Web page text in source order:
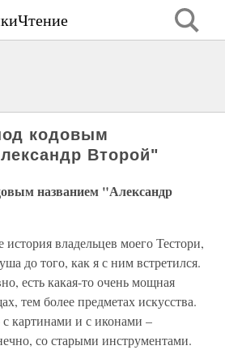
кодовым
Второй"
названием "Александр
владельцев моего Тестори,
до того, как я с ним встретился.
есть какая-то очень мощная
тем более предметах искусства.
картинами и с иконами –
со старыми инструментами.